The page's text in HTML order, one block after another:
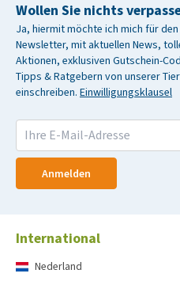
Wollen Sie nichts
Ja, hiermit möchte ich mich für
Newsletter, mit aktuellen News,
Aktionen, exklusiven Gutschein-
Tipps & Ratgebern von unserer
einschreiben. Einwilligungsklausel
Anmelden
International
Nederland